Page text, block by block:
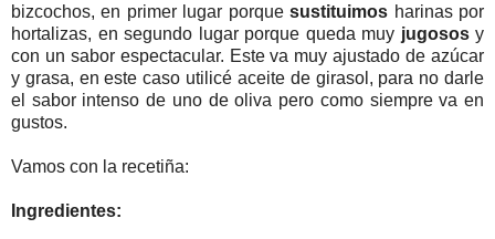
bizcochos, en primer lugar porquesustituimos harinas por
hortalizas, en segundo lugar porque queda muy jugososy
con un sabor espectacular. Este va muy ajustado de azúcar
y grasa, en este caso utilicé aceite de girasol, para no darle
el sabor intenso de uno de oliva pero como siempre va en
gustos.
Vamos con la recetiña:
Ingredientes: